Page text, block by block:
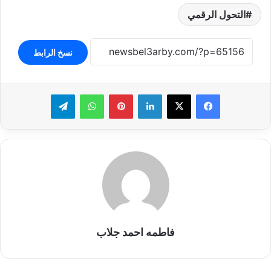
التحول الرقمي
نسخ الرابط
لينكدإن بينتيريستواتساب تيلقرام
فاطمه احمد جلاب